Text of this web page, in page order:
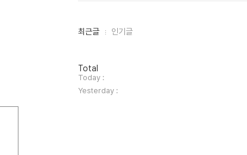
최
인
기
글
최근글 인기글
방
문
자
수
Total
Today :
Yesterday :